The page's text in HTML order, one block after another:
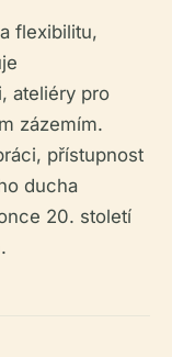
flexibilitu,
ateliéry pro
zázemím.
přístupnost
ducha
20. století